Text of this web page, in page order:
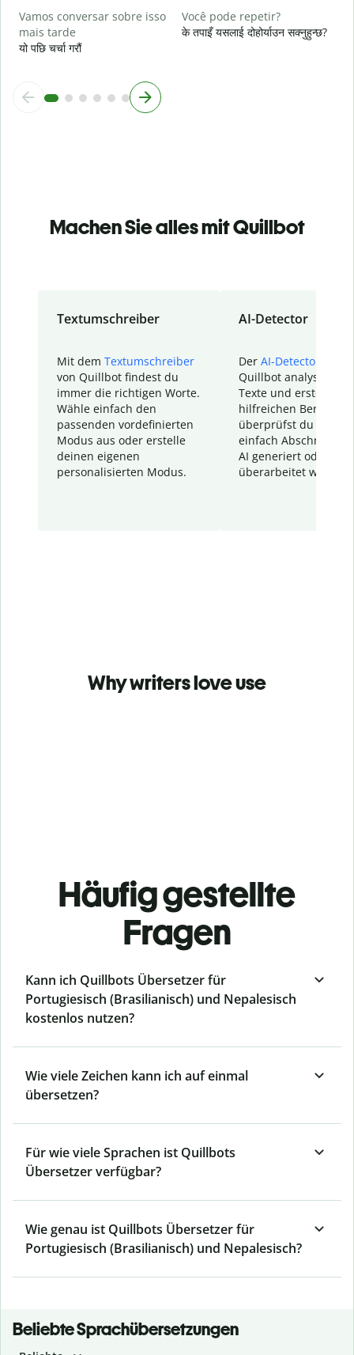
Vamos conversar sobre isso
mais tarde
यो पछि चर्चा गरौं
Você pode repetir?
के तपाइँ यसलाई दोहोर्याउन सक्नुहुन्छ?
Machen Sie alles mit Quillbot
Textumschreiber
Mit dem Textumschreiber
von Quillbot findest du
immer die richtigen Worte.
Wähle einfach den
passenden vordefinierten
Modus aus oder erstelle
deinen eigenen
personalisierten Modus.
AI-Detector
Der AI-Detector
Quillbot analysiert
Texte und erstellt
hilfreichen Bericht.
überprüfst du
einfach Abschnitte,
AI generiert oder
überarbeitet wurden.
Why writers love use
Häufig gestellte
Fragen
Kann ich Quillbots Übersetzer für
Portugiesisch (Brasilianisch) und Nepalesisch
kostenlos nutzen?
Wie viele Zeichen kann ich auf einmal
übersetzen?
Für wie viele Sprachen ist Quillbots
Übersetzer verfügbar?
Wie genau ist Quillbots Übersetzer für
Portugiesisch (Brasilianisch) und Nepalesisch?
Beliebte Sprachübersetzungen